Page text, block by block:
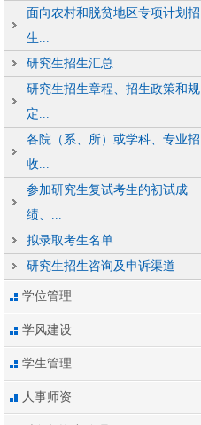
面向农村和脱贫地区专项计划招
生...
研究生招生汇总
研究生招生章程、招生政策和规
定...
各院（系、所）或学科、专业招
收...
参加研究生复试考生的初试成
绩、...
拟录取考生名单
研究生招生咨询及申诉渠道
学位管理
学风建设
学生管理
人事师资